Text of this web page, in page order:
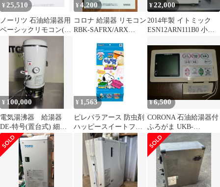
¥ 25,510
ノーリツ 石油給湯器用
ベーシックリモコン(イ
ンターホン付) RC-
J101PEマルチセット(T)
¥4,200
コロナ 給湯器 リモコン
RBK-SAFRX/ARX
¥22,000
2014年製 イトミック
ESN12ARN111B0 小型
1.1kw 30～75度 給湯器
25L
W240(+33)D320(+21)H4
19mm Aタイプ
¥ 100,000
電気湯沸器 給湯器
DE-特号(置台式) 細山
熱器株式会社
¥ 1,563
ピレパラアース 防虫剤
ハッピースイートフラ
ワーの香り [引き出し
用 48包入]
¥6,500
CORONA 石油給湯器付
ふろがま UKB-
A3310TXリモコン 浴室
用